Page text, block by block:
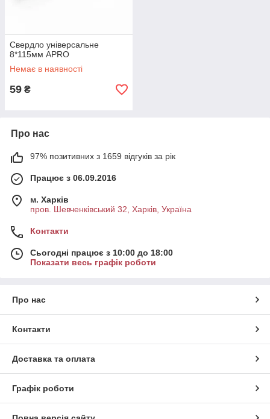
Свердло універсальне
8*115мм APRO
Немає в наявності
59 ₴
Про нас
97% позитивних з 1659 відгуків за рік
Працює з 06.09.2016
м. Харків
пров. Шевченківський 32, Харків, Україна
Контакти
Сьогодні працює з 10:00 до 18:00
Показати весь графік роботи
Про нас
Контакти
Доставка та оплата
Графік роботи